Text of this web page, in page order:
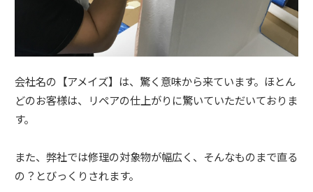
会社名の【アメイズ】は、驚く意味から来ています。ほとん
どのお客様は、リペアの仕上がりに驚いていただいておりま
す。
また、弊社では修理の対象物が幅広く、そんなものまで直る
の？とびっくりされます。